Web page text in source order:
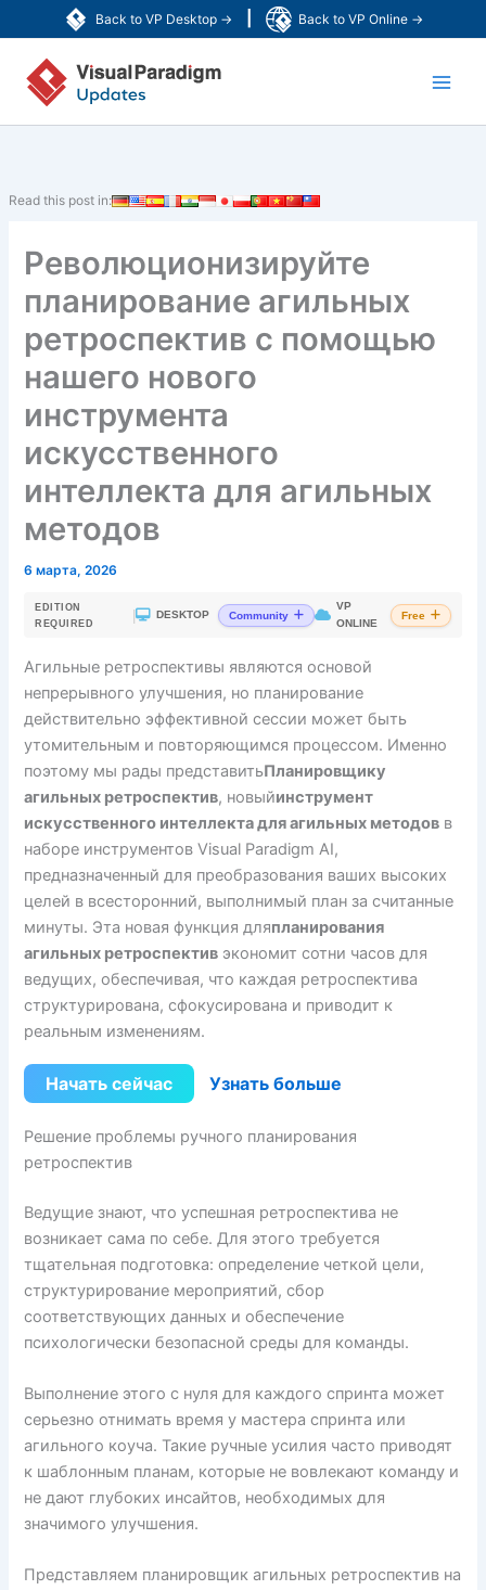
Back to VP Desktop → Back to VP Online →
к
содержимому
Read this post in:
Революционизируйте
планирование агильных
ретроспектив с помощью
нашего нового
инструмента
искусственного
интеллекта для агильных
методов
6 марта, 2026
EDITION
REQUIRED
| DESKTOP Community
VP
ONLINE
Free
Агильные ретроспективы являются основой
непрерывного улучшения, но планирование
действительно эффективной сессии может быть
утомительным и повторяющимся процессом. Именно
поэтому мы рады представитьПланировщику
агильных ретроспектив, новыйинструмент
искусственного интеллекта для агильных методов в
наборе инструментов Visual Paradigm AI,
предназначенный для преобразования ваших высоких
целей в всесторонний, выполнимый план за считанные
минуты. Эта новая функция дляпланирования
агильных ретроспектив экономит сотни часов для
ведущих, обеспечивая, что каждая ретроспектива
структурирована, сфокусирована и приводит к
реальным изменениям.
Начать сейчас Узнать больше
Решение проблемы ручного планирования
ретроспектив
Ведущие знают, что успешная ретроспектива не
возникает сама по себе. Для этого требуется
тщательная подготовка: определение четкой цели,
структурирование мероприятий, сбор
соответствующих данных и обеспечение
психологически безопасной среды для команды.
Выполнение этого с нуля для каждого спринта может
серьезно отнимать время у мастера спринта или
агильного коуча. Такие ручные усилия часто приводят
к шаблонным планам, которые не вовлекают команду и
не дают глубоких инсайтов, необходимых для
значимого улучшения.
Представляем планировщик агильных ретроспектив на